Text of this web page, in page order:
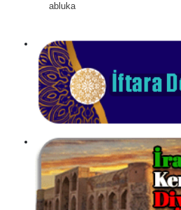
abluka